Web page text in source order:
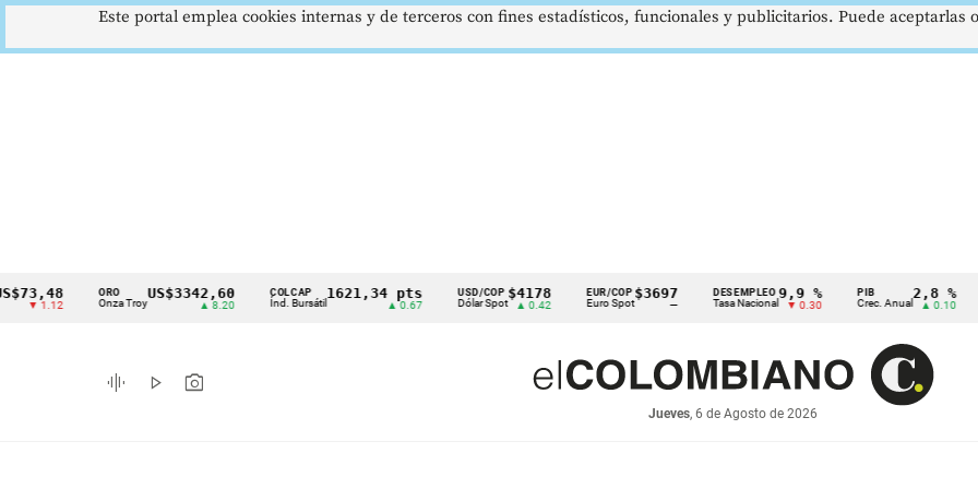
Cintillo
indicadores
económicos
ORO
Onza Troy
US$3342,60 COLCAP
Índ. Bursátil
1621,34 pts USD/COP
Dólar Spot
$4178
▲ 0.42
EUR/COP
Euro Spot
$3697
—
DESEMPLEO
Tasa Nacional
9,9 %
▼ 0.30
PIB
Crec. Anual
2,8 %
▲ 0.10
TRM
graphic_eq play_arrow photo_camera
Jueves, 6 de Agosto de 2026
Este portal emplea cookies internas y de terceros con fines estadísticos, funcionales y publicitarios. Puede aceptarlas